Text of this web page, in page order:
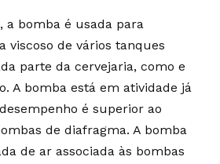
a bomba é usada para
viscoso de vários tanques
parte da cervejaria, como e
A bomba está em atividade já
é superior ao
de diafragma. A bomba
de ar associada às bombas